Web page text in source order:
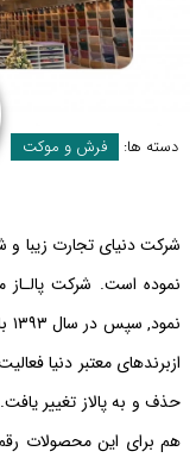
دسته ها: فرش و موکت
ازبرندهای معتبر دنیا
حذف و به پالاز تغییر